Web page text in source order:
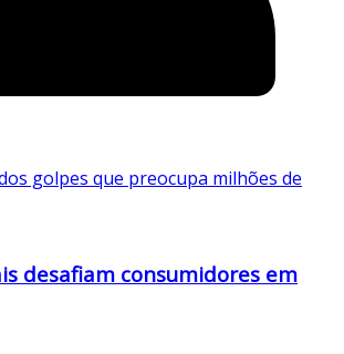
desafiam consumidores em